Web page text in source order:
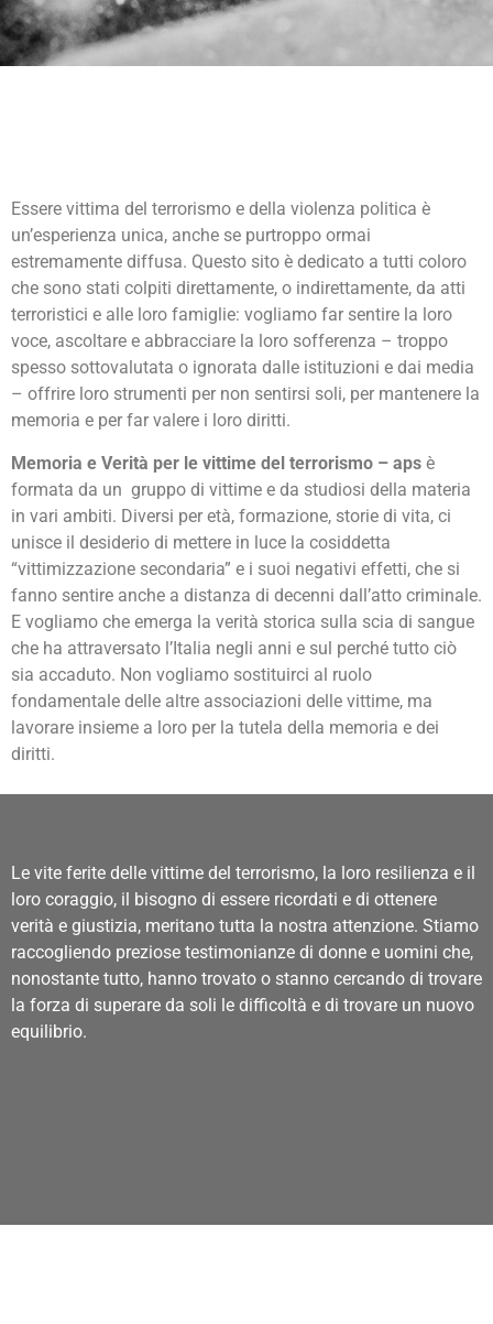
Essere vittima del terrorismo e della violenza politica è
un’esperienza unica, anche se purtroppo ormai
estremamente diffusa. Questo sito è dedicato a tutti coloro
che sono stati colpiti direttamente, o indirettamente, da atti
terroristici e alle loro famiglie: vogliamo far sentire la loro
voce, ascoltare e abbracciare la loro sofferenza – troppo
spesso sottovalutata o ignorata dalle istituzioni e dai media
– offrire loro strumenti per non sentirsi soli, per mantenere la
memoria e per far valere i loro diritti.
Memoria e Verità per le vittime del terrorismo – aps è
formata da un gruppo di vittime e da studiosi della materia
in vari ambiti. Diversi per età, formazione, storie di vita, ci
unisce il desiderio di mettere in luce la cosiddetta
“vittimizzazione secondaria” e i suoi negativi effetti, che si
fanno sentire anche a distanza di decenni dall’atto criminale.
E vogliamo che emerga la verità storica sulla scia di sangue
che ha attraversato l’Italia negli anni e sul perché tutto ciò
sia accaduto. Non vogliamo sostituirci al ruolo
fondamentale delle altre associazioni delle vittime, ma
lavorare insieme a loro per la tutela della memoria e dei
diritti.
Le vite ferite delle vittime del terrorismo, la loro resilienza e il
loro coraggio, il bisogno di essere ricordati e di ottenere
verità e giustizia, meritano tutta la nostra attenzione. Stiamo
raccogliendo preziose testimonianze di donne e uomini che,
nonostante tutto, hanno trovato o stanno cercando di trovare
la forza di superare da soli le difficoltà e di trovare un nuovo
equilibrio.